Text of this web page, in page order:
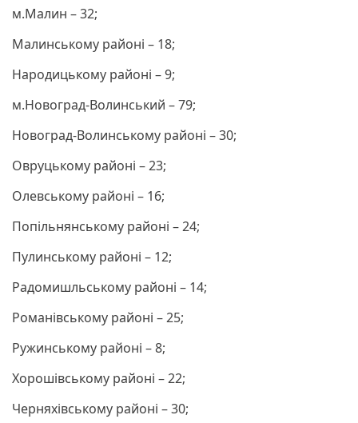
м.Малин – 32;
Малинському районі – 18;
Народицькому районі – 9;
м.Новоград-Волинський – 79;
Новоград-Волинському районі – 30;
Овруцькому районі – 23;
Олевському районі – 16;
Попільнянському районі – 24;
Пулинському районі – 12;
Радомишльському районі – 14;
Романівському районі – 25;
Ружинському районі – 8;
Хорошівському районі – 22;
Черняхівському районі – 30;